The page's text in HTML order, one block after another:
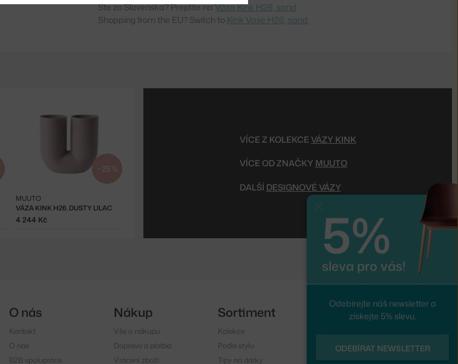
Ste zo Slovenska? Prejdite naVáza Kink H26, sand
Shopping from the EU? Switch to Kink Vase H26, sand
−25 %
VÁZA KINK H26, DUSTY LILAC
MUUTO
4 244 Kč
VÍCE Z KOLEKCE VÁZY KINK
VÍCE OD ZNAČKY MUUTO
DALŠÍ DESIGNOVÉ VÁZY
5%
sleva pro vás!
Odebírejte náš newsletter a
získejte 5% slevu.
ODEBÍRAT NEWSLETTER
O nás
Kontakt
O nás
B2B spolupráce
Nákup
Vše o nákupu
Doprava a platba
Vrácení zboží
Sortiment
Kolekce
Podle stylu
Tipy na dárky
Sledujte nás
Facebook